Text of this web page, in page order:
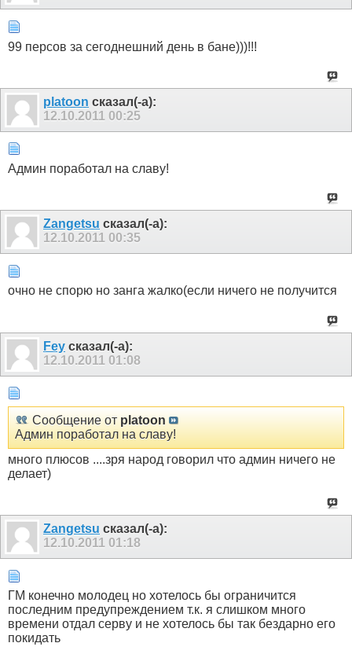
99 персов за сегоднешний день в бане)))!!!
platoon сказал(-а):
12.10.2011 00:25
Админ поработал на славу!
Zangetsu сказал(-а):
12.10.2011 00:35
очно не спорю но занга жалко(если ничего не получится
Fey сказал(-а):
12.10.2011 01:08
Сообщение от platoon
Админ поработал на славу!
много плюсов ....зря народ говорил что админ ничего не
делает)
Zangetsu сказал(-а):
12.10.2011 01:18
ГМ конечно молодец но хотелось бы ограничится
последним предупреждением т.к. я слишком много
времени отдал серву и не хотелось бы так бездарно его
покидать